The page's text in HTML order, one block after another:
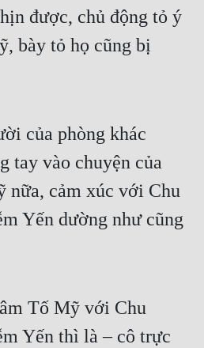
được, chủ động tỏ ý
bày tỏ họ cũng bị
của phòng khác
tay vào chuyện của
nữa, cảm xúc với Chu
Yến dường như cũng
Tố Mỹ với Chu
Yến thì là – cô trực